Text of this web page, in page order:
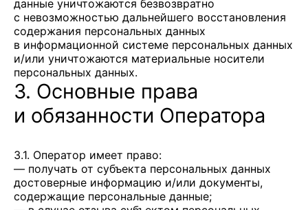
данные уничтожаются безвозвратно
с невозможностью дальнейшего восстановления
содержания персональных данных
в информационной системе персональных данных
и/или уничтожаются материальные носители
персональных данных.
3. Основные права
и обязанности Оператора
3.1. Оператор имеет право:
— получать от субъекта персональных данных
достоверные информацию и/или документы,
содержащие персональные данные;